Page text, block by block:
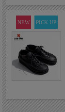
NEW PICK UP